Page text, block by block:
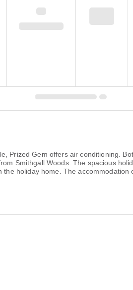
Prized Gem offers air conditioning.
Smithgall Woods. The spacious
holiday home. The